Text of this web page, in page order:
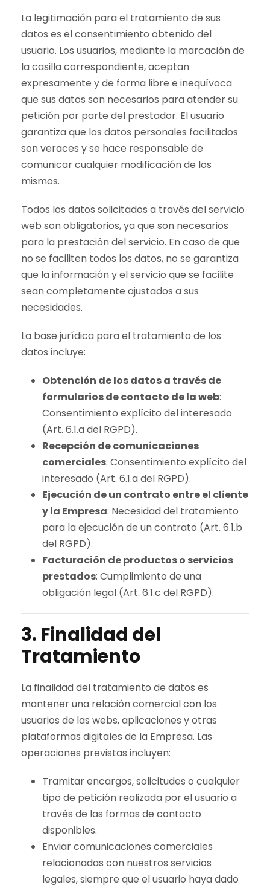
La legitimación para el tratamiento de sus
datos es el consentimiento obtenido del
usuario. Los usuarios, mediante la marcación de
la casilla correspondiente, aceptan
expresamente y de forma libre e inequívoca
que sus datos son necesarios para atender su
petición por parte del prestador. El usuario
garantiza que los datos personales facilitados
son veraces y se hace responsable de
comunicar cualquier modificación de los
mismos.
Todos los datos solicitados a través del servicio
web son obligatorios, ya que son necesarios
para la prestación del servicio. En caso de que
no se faciliten todos los datos, no se garantiza
que la información y el servicio que se facilite
sean completamente ajustados a sus
necesidades.
La base jurídica para el tratamiento de los
datos incluye:
Obtención de los datos a través de
formularios de contacto de la web:
Consentimiento explícito del interesado
(Art. 6.1.a del RGPD).
Recepción de comunicaciones
comerciales: Consentimiento explícito del
interesado (Art. 6.1.a del RGPD).
Ejecución de un contrato entre el cliente
y la Empresa: Necesidad del tratamiento
para la ejecución de un contrato (Art. 6.1.b
del RGPD).
Facturación de productos o servicios
prestados: Cumplimiento de una
obligación legal (Art. 6.1.c del RGPD).
3. Finalidad del
Tratamiento
La finalidad del tratamiento de datos es
mantener una relación comercial con los
usuarios de las webs, aplicaciones y otras
plataformas digitales de la Empresa. Las
operaciones previstas incluyen:
Tramitar encargos, solicitudes o cualquier
tipo de petición realizada por el usuario a
través de las formas de contacto
disponibles.
Enviar comunicaciones comerciales
relacionadas con nuestros servicios
legales, siempre que el usuario haya dado